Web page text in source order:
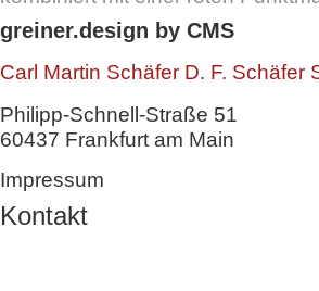
greiner.design by CMS
Carl Martin Schäfer D. F. Schäfer
Philipp-Schnell-Straße 51
60437 Frankfurt am Main
Impressum
Kontakt